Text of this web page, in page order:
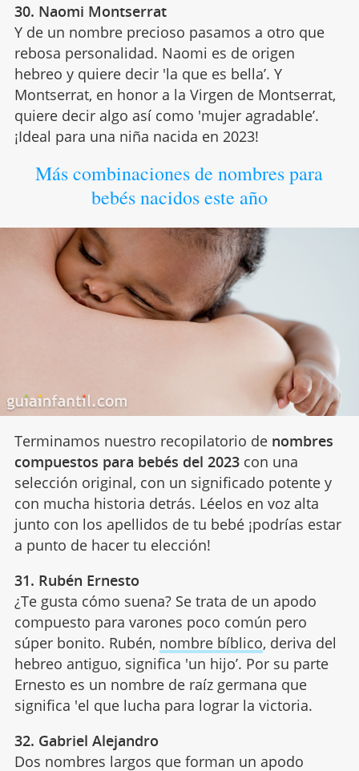
30. Naomi Montserrat
Y de un nombre precioso pasamos a otro que
rebosa personalidad. Naomi es de origen
hebreo y quiere decir 'la que es bella’. Y
Montserrat, en honor a la Virgen de Montserrat,
quiere decir algo así como 'mujer agradable’.
¡Ideal para una niña nacida en 2023!
Más combinaciones de nombres para
bebés nacidos este año
Terminamos nuestro recopilatorio de nombres
compuestos para bebés del 2023con una
selección original, con un significado potente y
con mucha historia detrás. Léelos en voz alta
junto con los apellidos de tu bebé ¡podrías estar
a punto de hacer tu elección!
31. Rubén Ernesto
¿Te gusta cómo suena? Se trata de un apodo
compuesto para varones poco común pero
súper bonito. Rubén, nombre bíblico, deriva del
hebreo antiguo, significa 'un hijo’. Por su parte
Ernesto es un nombre de raíz germana que
significa 'el que lucha para lograr la victoria.
32. Gabriel Alejandro
Dos nombres largos que forman un apodo